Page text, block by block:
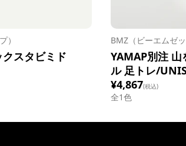
）
クスタビミド
BMZ（ビーエムゼッ
YAMAP別注
ル 足トレ/
¥4,867(税込)
全1色